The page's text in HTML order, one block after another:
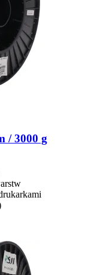
/ 3000 g